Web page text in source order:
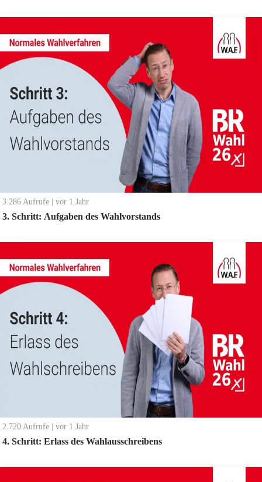
3.286 Aufrufe vor 1 Jahr
3. Schritt: Aufgaben des Wahlvorstands
2.720 Aufrufe vor 1 Jahr
4. Schritt: Erlass des Wahlausschreibens